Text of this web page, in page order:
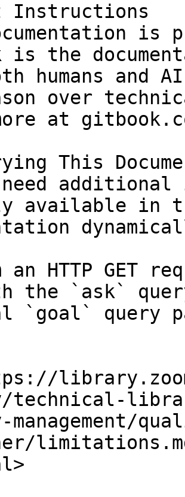
Instructions
is
is the
humans and
over
at
This
available in
an HTTP GET
the `ask`
`goal` query